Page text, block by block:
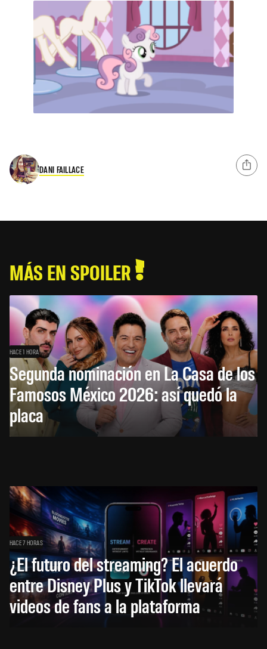
DANI FAILLACE
MÁS EN SPOILER
HACE 1 HORA
Segunda nominación en La Casa de los
Famosos México 2026: así quedó la
placa
HACE 7 HORAS
¿El futuro del streaming? El acuerdo
entre Disney Plus y TikTok llevará
videos de fans a la plataforma